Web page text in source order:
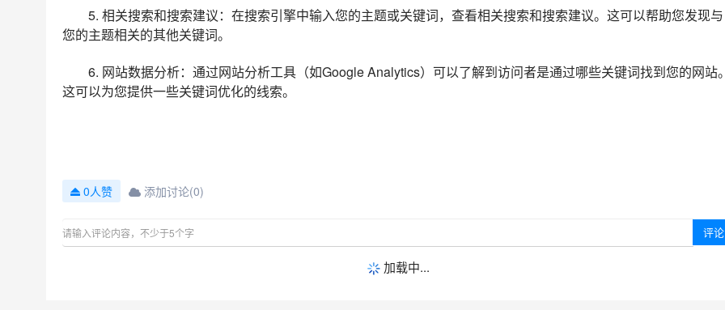
5. 相关搜索和搜索建议：在搜索引擎中输入您的主题或关键词，查看相关搜索和搜索建议。这可以帮助您发现与
您的主题相关的其他关键词。
6. 网站数据分析：通过网站分析工具（如Google Analytics）可以了解到访问者是通过哪些关键词找到您的网站
这可以为您提供一些关键词优化的线索。
0人赞 添加讨论(0)
加载中...